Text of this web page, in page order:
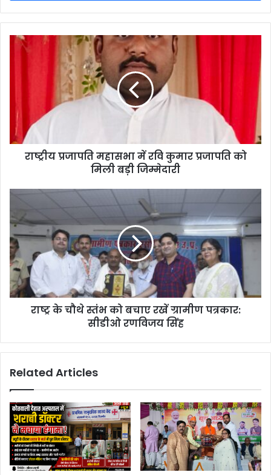
राष्ट्रीय प्रजापति महासभा में रवि कुमार प्रजापति को
मिली बड़ी जिम्मेदारी
राष्ट्र के चौथे स्तंभ को बचाए रखें ग्रामीण पत्रकार:
सीडीओ रणविजय सिंह
Related Articles